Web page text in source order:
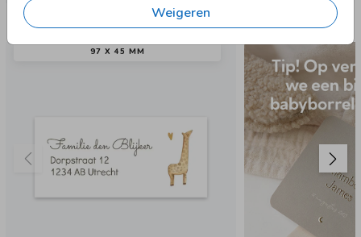
Weigeren
Nog meer in deze stijl
97 X 45 MM